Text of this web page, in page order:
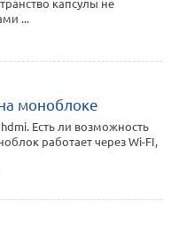
капсулы не
...
моноблоке
Есть ли возможность
работает через Wi-FI,